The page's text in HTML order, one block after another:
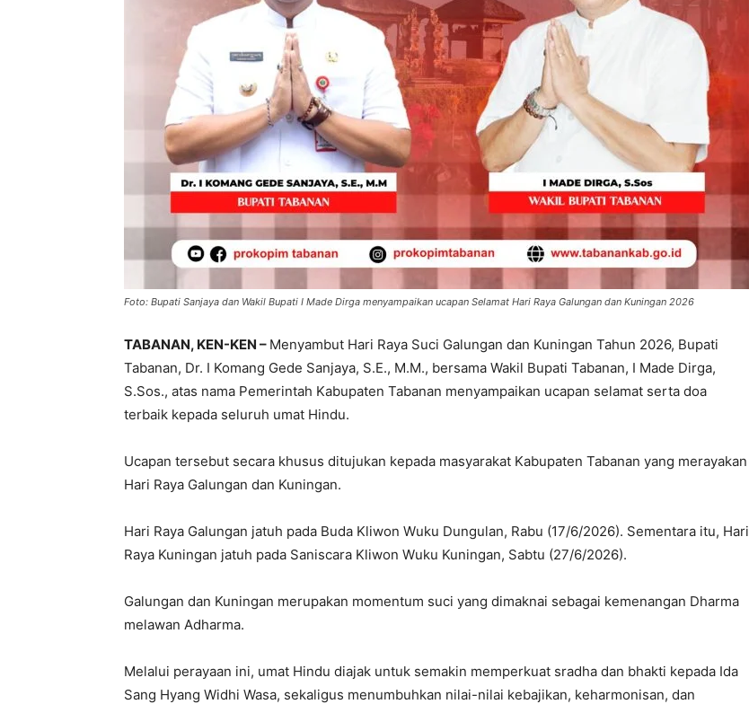
Foto: Bupati Sanjaya dan Wakil Bupati I Made Dirga menyampaikan ucapan Selamat Hari Raya Galungan dan Kuningan 2026
TABANAN, KEN-KEN – Menyambut Hari Raya Suci Galungan dan Kuningan Tahun 2026, Bupati
Tabanan, Dr. I Komang Gede Sanjaya, S.E., M.M., bersama Wakil Bupati Tabanan, I Made Dirga,
S.Sos., atas nama Pemerintah Kabupaten Tabanan menyampaikan ucapan selamat serta doa
terbaik kepada seluruh umat Hindu.
Ucapan tersebut secara khusus ditujukan kepada masyarakat Kabupaten Tabanan yang merayakan
Hari Raya Galungan dan Kuningan.
Hari Raya Galungan jatuh pada Buda Kliwon Wuku Dungulan, Rabu (17/6/2026). Sementara itu, Hari
Raya Kuningan jatuh pada Saniscara Kliwon Wuku Kuningan, Sabtu (27/6/2026).
Galungan dan Kuningan merupakan momentum suci yang dimaknai sebagai kemenangan Dharma
melawan Adharma.
Melalui perayaan ini, umat Hindu diajak untuk semakin memperkuat sradha dan bhakti kepada Ida
Sang Hyang Widhi Wasa, sekaligus menumbuhkan nilai-nilai kebajikan, keharmonisan, dan